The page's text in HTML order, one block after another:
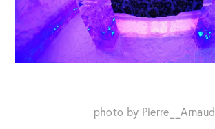
photo by Pierre__Arnaud